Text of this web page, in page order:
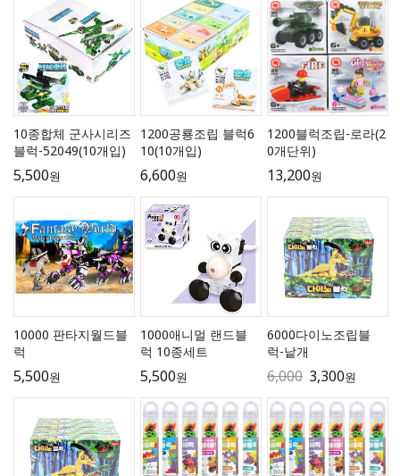
10종합체 군사시리즈
블럭-52049(10개입)
5,500원
1200공룡조립 블럭6
10(10개입)
6,600원
1200블럭조립-로라(2
0개단위)
13,200원
10000 판타지월드블
럭
5,500원
1000애니멀 랜드블
럭 10종세트
5,500원
6000다이노조립블
럭-낱개
6,000 3,300원